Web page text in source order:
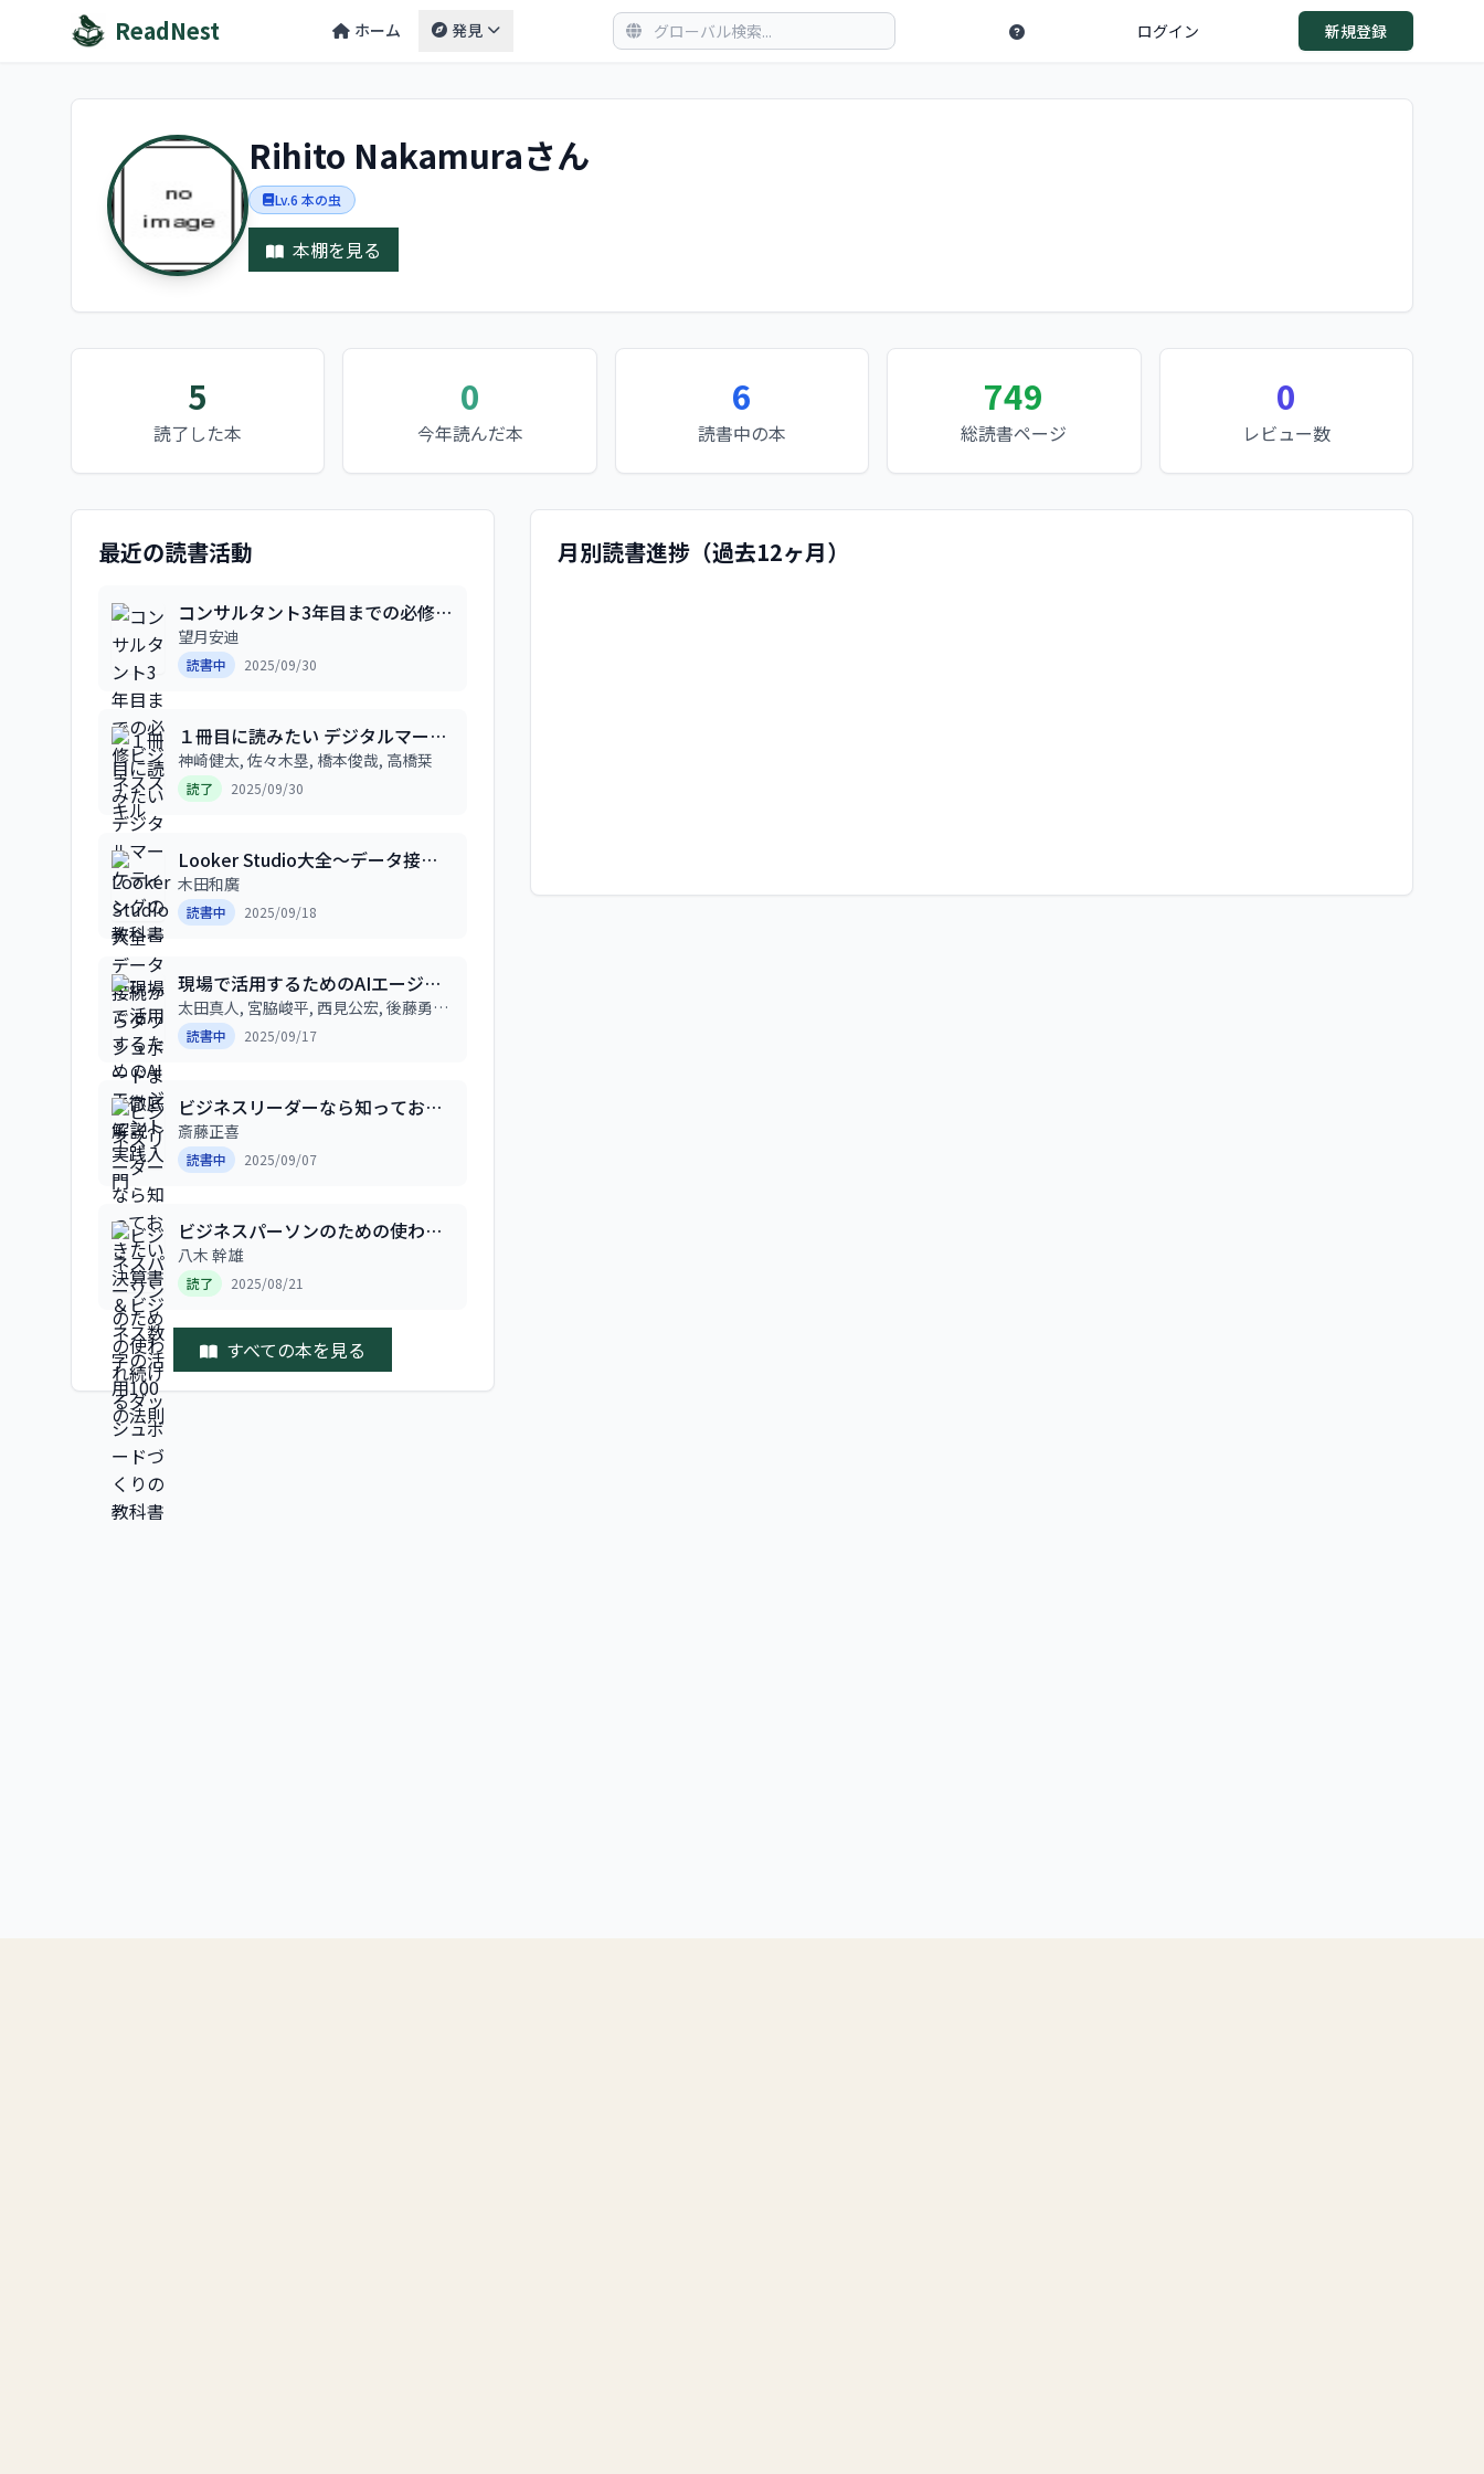
ReadNest ホーム 発見 ログイン 新規登録
Rihito Nakamuraさん
Lv.6 本の虫
本棚を見る
5
読了した本
0
今年読んだ本
6
読書中の本
749
総読書ページ
0
レビュー数
最近の読書活動
コンサルタント3年目までの必修ビ
ジネススキル
望月安迪
読書中 2025/09/30
１冊目に読みたい デジタルマーケ
ティングの教科書
神崎健太, 佐々木塁, 橋本俊哉, 高橋栞
読了 2025/09/30
Looker Studio大全〜データ接続
からダッシュボードまで徹底解
説〜
木田和廣
読書中 2025/09/18
現場で活用するためのAIエージェ
ント実践入門
太田真人, 宮脇峻平, 西見公宏, 後藤勇輝,
阿田木勇八
読書中 2025/09/17
ビジネスリーダーなら知っておき
たい決算書＆ビジネス数字の活用
100の法則
斎藤正喜
読書中 2025/09/07
ビジネスパーソンのための使われ
続けるダッシュボードづくりの教
科書
八木 幹雄
読了 2025/08/21
すべての本を見る
月別読書進捗（過去12ヶ月）